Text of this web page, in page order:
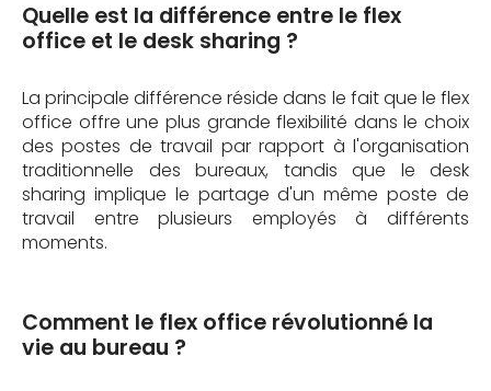
Quelle est la différence entre le flex
office et le desk sharing ?
La principale différence réside dans le fait que le flex
office offre une plus grande flexibilité dans le choix
des postes de travail par rapport à l'organisation
traditionnelle des bureaux, tandis que le desk
sharing implique le partage d'un même poste de
travail entre plusieurs employés à différents
moments.
Comment le flex office révolutionné la
vie au bureau ?